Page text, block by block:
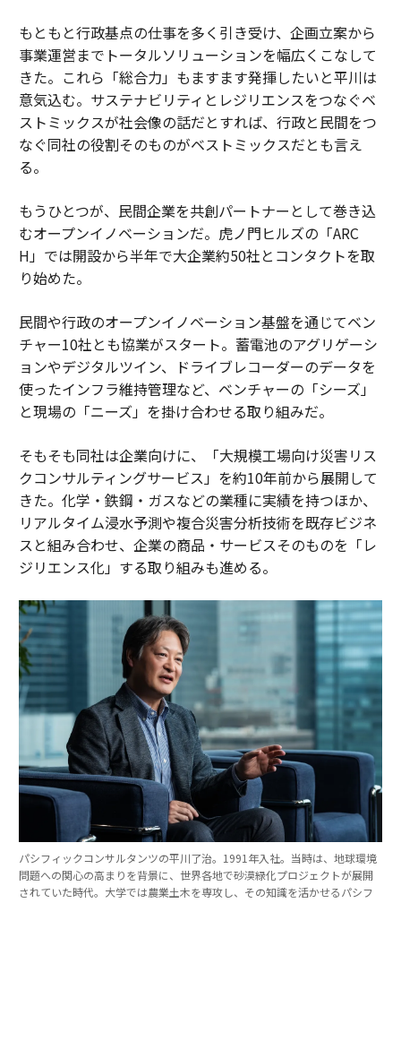
もともと行政基点の仕事を多く引き受け、企画立案から
事業運営までトータルソリューションを幅広くこなして
きた。これら「総合力」もますます発揮したいと平川は
意気込む。サステナビリティとレジリエンスをつなぐベ
ストミックスが社会像の話だとすれば、行政と民間をつ
なぐ同社の役割そのものがベストミックスだとも言え
る。
もうひとつが、民間企業を共創パートナーとして巻き込
むオープンイノベーションだ。虎ノ門ヒルズの「ARC
H」では開設から半年で大企業約50社とコンタクトを取
り始めた。
民間や行政のオープンイノベーション基盤を通じてベン
チャー10社とも協業がスタート。蓄電池のアグリゲーシ
ョンやデジタルツイン、ドライブレコーダーのデータを
使ったインフラ維持管理など、ベンチャーの「シーズ」
と現場の「ニーズ」を掛け合わせる取り組みだ。
そもそも同社は企業向けに、「大規模工場向け災害リス
クコンサルティングサービス」を約10年前から展開して
きた。化学・鉄鋼・ガスなどの業種に実績を持つほか、
リアルタイム浸水予測や複合災害分析技術を既存ビジネ
スと組み合わせ、企業の商品・サービスそのものを「レ
ジリエンス化」する取り組みも進める。
パシフィックコンサルタンツの平川了治。1991年入社。当時は、地球環境
問題への関心の高まりを背景に、世界各地で砂漠緑化プロジェクトが展開
されていた時代。大学では農業土木を専攻し、その知識を活かせるパシフ